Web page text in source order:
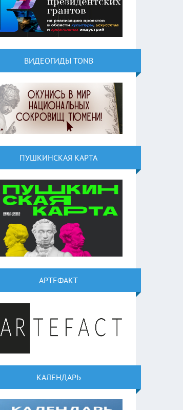
ВИДЕОГИДЫ TONB
ПУШКИНСКАЯ КАРТА
АРТЕФАКТ
КАЛЕНДАРЬ